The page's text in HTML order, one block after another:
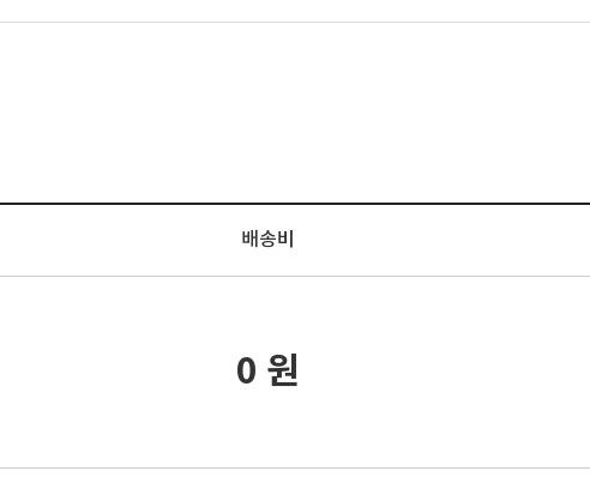
배송비
0 원